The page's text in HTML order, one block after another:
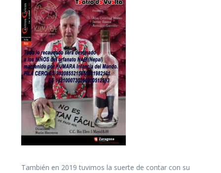
También en 2019 tuvimos la suerte de contar con su